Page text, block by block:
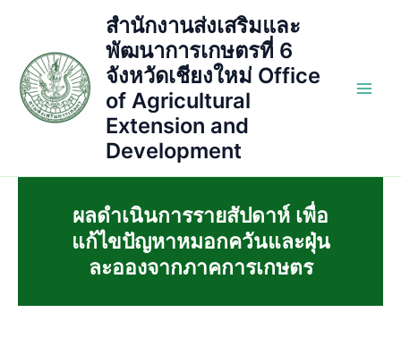
content
สำนักงานส่งเสริมและ
พัฒนาการเกษตรที่ 6
จังหวัดเชียงใหม่ Office
of Agricultural
Extension and
Development
ผลดำเนินการรายสัปดาห์ เพื่อ
แก้ไขปัญหาหมอกควันและฝุ่น
ละอองจากภาคการเกษตร